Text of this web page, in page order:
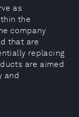
as
the
company
that are
replacing
are aimed
and